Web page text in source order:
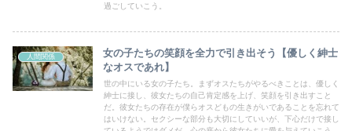
過ごしていこう。
人間関係
女の子たちの笑顔を全力で引き出そう【優しく紳士
なオスであれ】
世の中にいる女の子たち。まずオスたちがやるべきことは、優しく
紳士に接し、彼女たちの自己肯定感を上げ、笑顔を引き出すこと
だ。彼女たちの存在が僕らオスどもの生きがいであることを忘れて
はいけない。セクシーな部分も大切にしていいが、下心だけで接し